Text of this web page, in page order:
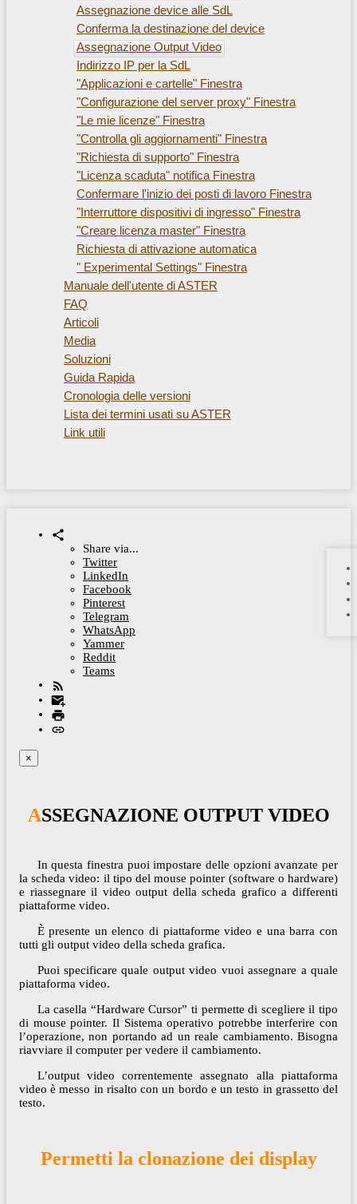
Assegnazione device alle SdL
Conferma la destinazione del device
Assegnazione Output Video
Indirizzo IP per la SdL
"Applicazioni e cartelle" Finestra
"Configurazione del server proxy" Finestra
"Le mie licenze" Finestra
"Controlla gli aggiornamenti" Finestra
"Richiesta di supporto" Finestra
"Licenza scaduta" notifica Finestra
Confermare l'inizio dei posti di lavoro Finestra
"Interruttore dispositivi di ingresso" Finestra
"Creare licenza master" Finestra
Richiesta di attivazione automatica
" Experimental Settings" Finestra
Manuale dell'utente di ASTER
FAQ
Articoli
Media
Soluzioni
Guida Rapida
Cronologia delle versioni
Lista dei termini usati su ASTER
Link utili
Share via...
Twitter
LinkedIn
Facebook
Pinterest
Telegram
WhatsApp
Yammer
Reddit
Teams
×
ASSEGNAZIONE OUTPUT VIDEO
In questa finestra puoi impostare delle opzioni avanzate per
la scheda video: il tipo del mouse pointer (software o hardware)
e riassegnare il video output della scheda grafico a differenti
piattaforme video.
È presente un elenco di piattaforme video e una barra con
tutti gli output video della scheda grafica.
Puoi specificare quale output video vuoi assegnare a quale
piattaforma video.
La casella “Hardware Cursor” ti permette di scegliere il tipo
di mouse pointer. Il Sistema operativo potrebbe interferire con
l’operazione, non portando ad un reale cambiamento. Bisogna
riavviare il computer per vedere il cambiamento.
L’output video correntemente assegnato alla piattaforma
video è messo in risalto con un bordo e un testo in grassetto del
testo.
Permetti la clonazione dei display